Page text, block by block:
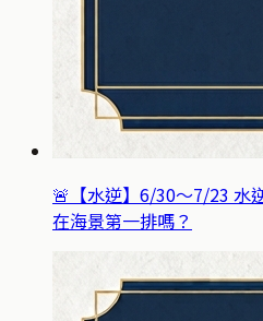
🚨【水逆】6/30～7/23 水
在海景第一排嗎？